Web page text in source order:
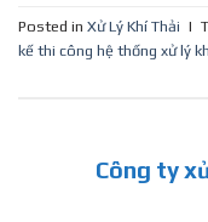
Posted in Xử Lý Khí Thải |
kế thi công hệ thống xử lý
Công ty